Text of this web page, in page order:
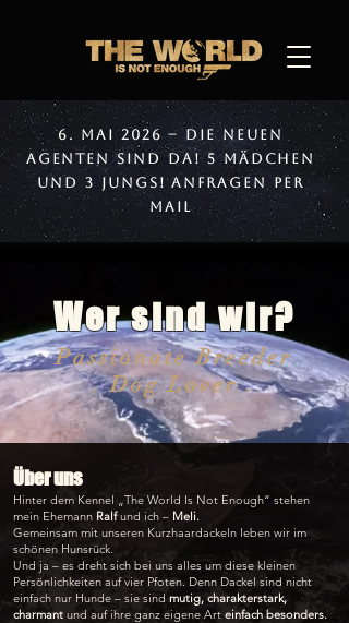
6. Mai 2026 – Die neuen
Agenten sind da! 5 Mädchen
und 3 Jungs! Anfragen per
Mail
Wer sind wir?
Passionate Breeder
. Dog Lover .
Über uns
Hinter dem Kennel „The World Is Not Enough“ stehen
mein Ehemann Ralfund ich – Meli.
Gemeinsam mit unseren Kurzhaardackeln leben wir im
schönen Hunsrück.
Und ja – es dreht sich bei uns alles um diese kleinen
Persönlichkeiten auf vier Pfoten. Denn Dackel sind nicht
einfach nur Hunde – sie sind mutig, charakterstark,
charmant und auf ihre ganz eigene Art einfach besonders.